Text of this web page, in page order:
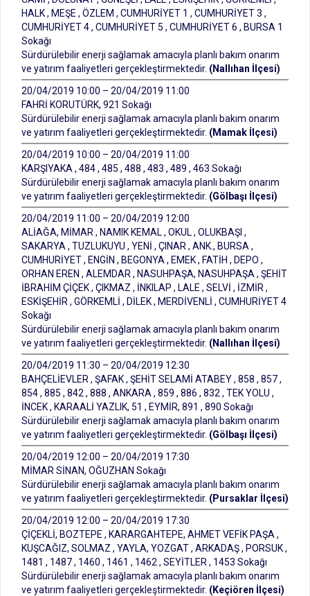
HALK , MEŞE , ÖZLEM , CUMHURİYET 1 , CUMHURİYET 3 ,
CUMHURİYET 4 , CUMHURİYET 5 , CUMHURİYET 6 , BURSA 1
Sokağı
Sürdürülebilir enerji sağlamak amacıyla planlı bakım onarım
ve yatırım faaliyetleri gerçekleştirmektedir. (Nallıhan İlçesi)
20/04/2019 10:00 – 20/04/2019 11:00
FAHRİ KORUTÜRK, 921 Sokağı
Sürdürülebilir enerji sağlamak amacıyla planlı bakım onarım
ve yatırım faaliyetleri gerçekleştirmektedir. (Mamak İlçesi)
20/04/2019 10:00 – 20/04/2019 11:00
KARŞIYAKA , 484 , 485 , 488 , 483 , 489 , 463 Sokağı
Sürdürülebilir enerji sağlamak amacıyla planlı bakım onarım
ve yatırım faaliyetleri gerçekleştirmektedir. (Gölbaşı İlçesi)
20/04/2019 11:00 – 20/04/2019 12:00
ALİAĞA, MİMAR , NAMIK KEMAL , OKUL , OLUKBAŞI ,
SAKARYA , TUZLUKUYU , YENİ , ÇINAR , ANK., BURSA ,
CUMHURİYET , ENGİN , BEGONYA , EMEK , FATİH , DEPO ,
ORHAN EREN , ALEMDAR , NASUHPAŞA, NASUHPAŞA , ŞEHİT
İBRAHİM ÇİÇEK , ÇIKMAZ , İNKILAP , LALE , SELVİ , İZMİR ,
ESKİŞEHİR , GÖRKEMLİ , DİLEK , MERDİVENLİ , CUMHURİYET 4
Sokağı
Sürdürülebilir enerji sağlamak amacıyla planlı bakım onarım
ve yatırım faaliyetleri gerçekleştirmektedir. (Nallıhan İlçesi)
20/04/2019 11:30 – 20/04/2019 12:30
BAHÇELİEVLER , ŞAFAK , ŞEHİT SELAMİ ATABEY , 858 , 857 ,
854 , 885 , 842 , 888 , ANKARA , 859 , 886 , 832 , TEK YOLU ,
İNCEK , KARAALİ YAZLIK, 51 , EYMİR, 891 , 890 Sokağı
Sürdürülebilir enerji sağlamak amacıyla planlı bakım onarım
ve yatırım faaliyetleri gerçekleştirmektedir. (Gölbaşı İlçesi)
20/04/2019 12:00 – 20/04/2019 17:30
MİMAR SİNAN, OĞUZHAN Sokağı
Sürdürülebilir enerji sağlamak amacıyla planlı bakım onarım
ve yatırım faaliyetleri gerçekleştirmektedir. (Pursaklar İlçesi)
20/04/2019 12:00 – 20/04/2019 17:30
ÇİÇEKLİ, BOZTEPE , KARARGAHTEPE, AHMET VEFİK PAŞA ,
KUŞCAĞIZ, SOLMAZ , YAYLA, YOZGAT , ARKADAŞ , PORSUK ,
1481 , 1487 , 1460 , 1461 , 1462 , SEYİTLER , 1453 Sokağı
Sürdürülebilir enerji sağlamak amacıyla planlı bakım onarım
ve yatırım faaliyetleri gerçekleştirmektedir. (Keçiören İlçesi)